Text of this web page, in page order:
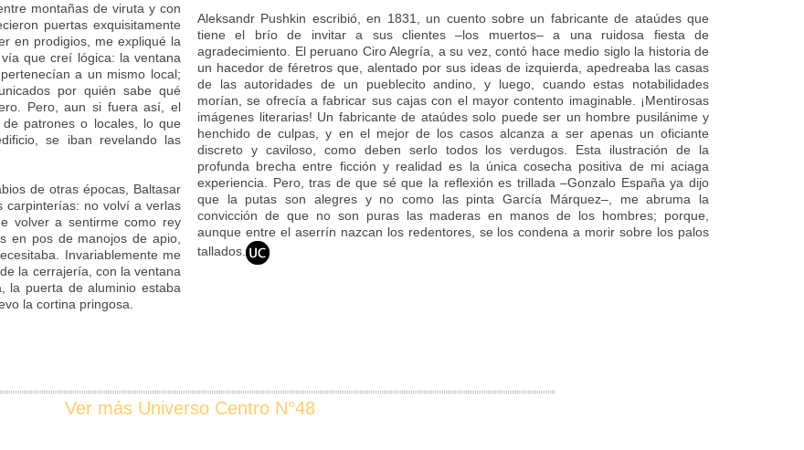
montañas de viruta y con
puertas exquisitamente
en prodigios, me expliqué la
que creí lógica: la ventana
a un mismo local;
por quién sabe qué
Pero, aun si fuera así, el
patrones o locales, lo que
se iban revelando las
de otras épocas, Baltasar
carpinterías: no volví a verlas
volver a sentirme como rey
en pos de manojos de apio,
Invariablemente me
la cerrajería, con la ventana
la puerta de aluminio estaba
la cortina pringosa.
Aleksandr Pushkin escribió, en 1831, un cuento sobre un fabricante de ataúdes que
tiene el brío de invitar a sus clientes –los muertos– a una ruidosa fiesta de
agradecimiento. El peruano Ciro Alegría, a su vez, contó hace medio siglo la historia de
un hacedor de féretros que, alentado por sus ideas de izquierda, apedreaba las casas
de las autoridades de un pueblecito andino, y luego, cuando estas notabilidades
morían, se ofrecía a fabricar sus cajas con el mayor contento imaginable. ¡Mentirosas
imágenes literarias! Un fabricante de ataúdes solo puede ser un hombre pusilánime y
henchido de culpas, y en el mejor de los casos alcanza a ser apenas un oficiante
discreto y caviloso, como deben serlo todos los verdugos. Esta ilustración de la
profunda brecha entre ficción y realidad es la única cosecha positiva de mi aciaga
experiencia. Pero, tras de que sé que la reflexión es trillada –Gonzalo España ya dijo
que la putas son alegres y no como las pinta García Márquez–, me abruma la
convicción de que no son puras las maderas en manos de los hombres; porque,
aunque entre el aserrín nazcan los redentores, se los condena a morir sobre los palos
tallados.
Ver más Universo Centro N°48